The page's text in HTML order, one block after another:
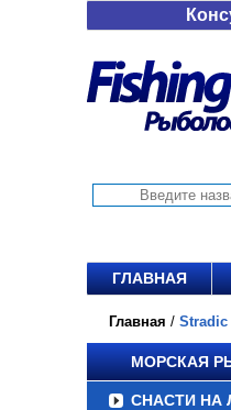
ГЛАВНАЯ
Главная / Stradic
МОРСКАЯ
СНАСТИ НА